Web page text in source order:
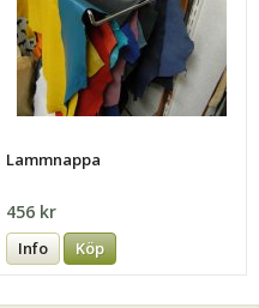
Lammnappa
456 kr
Info Köp